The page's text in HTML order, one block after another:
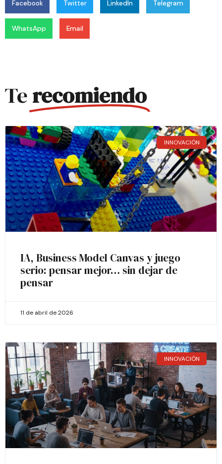
Facebook Twitter LinkedIn Telegram
WhatsApp Email
Terecomiendo
INNOVACIÓN
IA, Business Model Canvas y juego
serio: pensar mejor… sin dejar de
pensar
11 de abril de 2026
INNOVACIÓN